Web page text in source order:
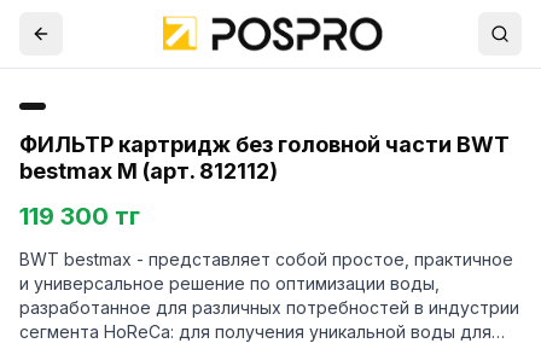
ФИЛЬТР картридж без головной части BWT
bestmax M (арт. 812112)
119 300 тг
BWT bestmax - представляет собой простое, практичное
и универсальное решение по оптимизации воды,
разработанное для различных потребностей в индустрии
сегмента HoReCa: для получения уникальной воды для